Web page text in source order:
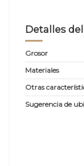
Detalles
Grosor
Materiales
Otras
Sugerencia de